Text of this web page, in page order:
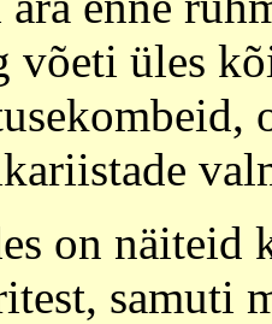
üles
on näiteid
samuti